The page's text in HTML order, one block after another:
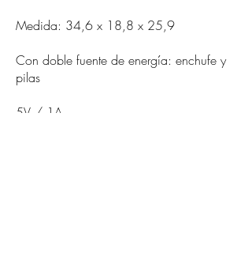
Medida: 34,6 x 18,8 x 25,9
Con doble fuente de energía: enchufe y
pilas
5V / 1A